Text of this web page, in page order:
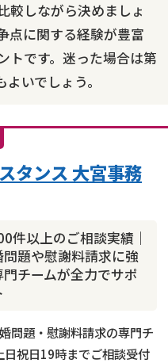
較しながら決めましょ
点に関する経験が豊富
トです。迷った場合は第
いでしょう。
件以上のご相談実績｜
問題や慰謝料請求に強
門チームが全力でサポ
タンス 大宮事務
題・慰謝料請求の専門チ
祝日19時までご相談受付